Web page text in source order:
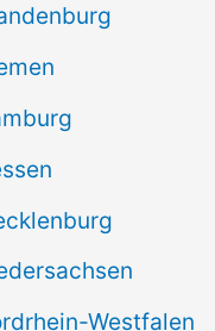
Westfalen